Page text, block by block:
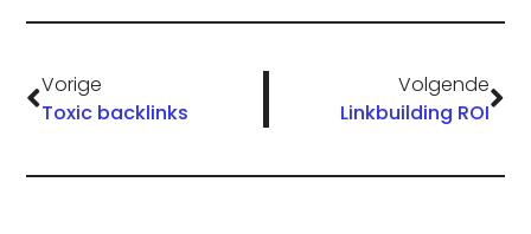
Vorige
Toxic backlinks
Volgende
Linkbuilding ROI